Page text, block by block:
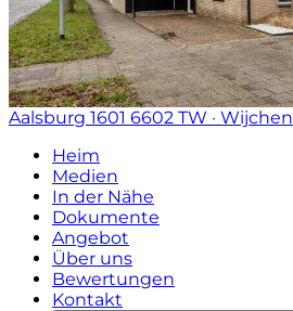
Aalsburg 1601 6602 TW · Wijchen
Heim
Medien
In der Nähe
Dokumente
Angebot
Über uns
Bewertungen
Kontakt